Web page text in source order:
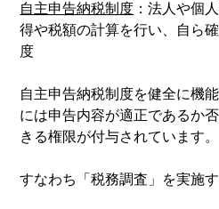
自主申告納税制度 ：法人や個
得や税額の計算を行い、自ら
度
自主申告納税制度を健全に機
には申告内容が適正であるか
きる権限が付与されています。
すなわち「税務調査」を実施す